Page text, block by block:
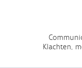
Klachten,